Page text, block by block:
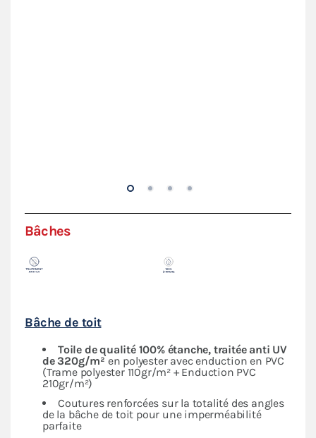
Bâches
Bâche de toit
Toile de qualité 100% étanche, traitée anti UV
de 320g/m² en polyester avec enduction en PVC
(Trame polyester 110gr/m² + Enduction PVC
210gr/m²)
Coutures renforcées sur la totalité des angles
de la bâche de toit pour une imperméabilité
parfaite